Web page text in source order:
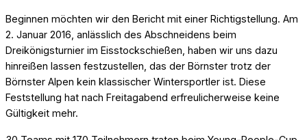
Beginnen möchten wir den Bericht mit einer Richtigstellung. Am
2. Januar 2016, anlässlich des Abschneidens beim
Dreikönigsturnier im Eisstockschießen, haben wir uns dazu
hinreißen lassen festzustellen, das der Börnster trotz der
Börnster Alpen kein klassischer Wintersportler ist. Diese
Feststellung hat nach Freitagabend erfreulicherweise keine
Gültigkeit mehr.